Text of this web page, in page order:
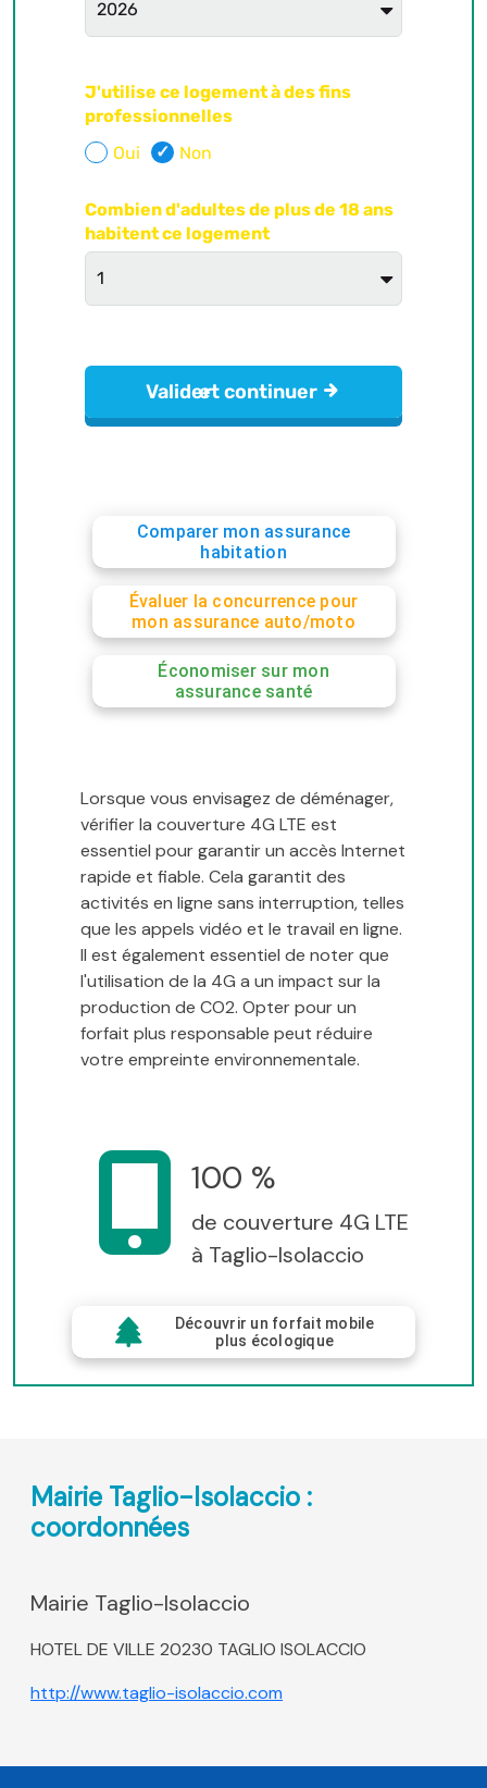
Comparer mon assurance
habitation
Évaluer la concurrence pour
mon assurance auto/moto
Économiser sur mon
assurance santé
Lorsque vous envisagez de déménager,
vérifier la couverture 4G LTE est
essentiel pour garantir un accès Internet
rapide et fiable. Cela garantit des
activités en ligne sans interruption, telles
que les appels vidéo et le travail en ligne.
Il est également essentiel de noter que
l'utilisation de la 4G a un impact sur la
production de CO2. Opter pour un
forfait plus responsable peut réduire
votre empreinte environnementale.
100 %
de couverture 4G LTE
à Taglio-Isolaccio
Découvrir un forfait mobile
plus écologique
Mairie Taglio-Isolaccio :
coordonnées
Mairie Taglio-Isolaccio
HOTEL DE VILLE 20230 TAGLIO ISOLACCIO
http://www.taglio-isolaccio.com